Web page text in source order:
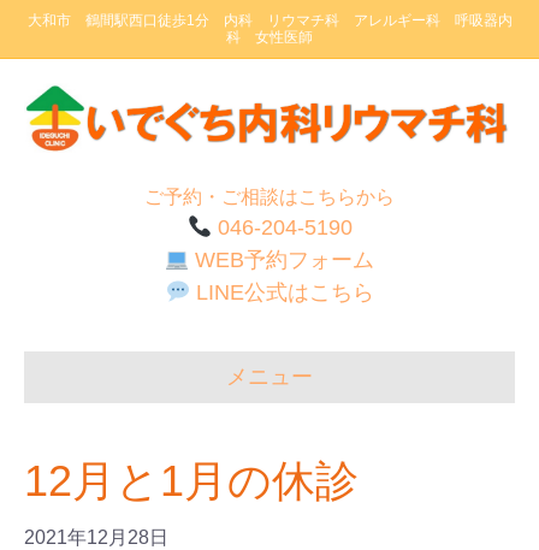
大和市 鶴間駅西口徒歩1分 内科 リウマチ科 アレルギー科 呼吸器内
科 女性医師
ご予約・ご相談はこちらから
046-204-5190
WEB予約フォーム
LINE公式はこちら
メニュー
12月と1月の休診
2021年12月28日